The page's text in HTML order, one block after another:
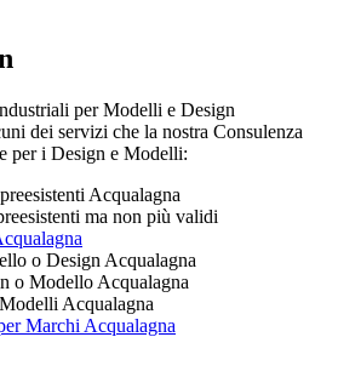
per Modelli e Design
dei servizi che la nostra Consulenza
per i Design e Modelli:
Acqualagna
ma non più validi
o Design Acqualagna
o Modello Acqualagna
Acqualagna
Marchi Acqualagna